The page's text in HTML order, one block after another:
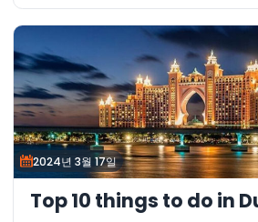
2024년 3월 17일
Top 10 things to do in